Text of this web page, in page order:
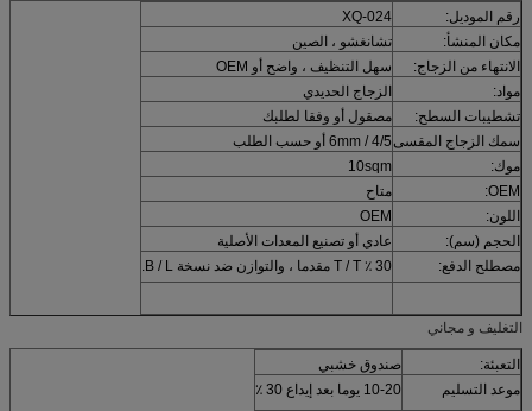
رقم الموديل:
XQ-024
مكان المنشأ:
تشانغشو ، الصين
الانتهاء من الزجاج:
سهل التنظيف ، واضح أو OEM
مواد:
الزجاج الحديدي
تشطيبات السطح:
مصقول أو وفقا لطلبك
سمك الزجاج المقسى4/5 / 6mm أو حسب الطلب
موك:
10sqm
OEM:
متاح
اللون:
OEM
الحجم (سم):
عادي أو تصنيع المعدات الأصلية
مصطلح الدفع:
30 ٪ T / T مقدما ، والتوازن ضد نسخة B / L.
التغليف و مجاني
التعبئة:
صندوق خشبي
موعد التسليم
10-20 يوما بعد إيداع 30 ٪